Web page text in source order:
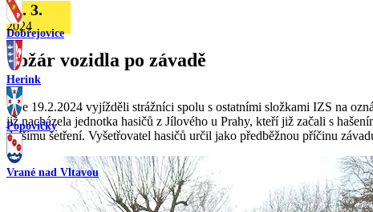
Dobřejovice
Herink
Popovičky
Vrané nad Vltavou
26. 3.
2024
Požár vozidla po závadě
Dne 19.2.2024 vyjížděli strážníci spolu s ostatními složkami IZS na
již nacházela jednotka hasičů z Jílového u Prahy, kteří již začali s
dalšímu šetření. Vyšetřovatel hasičů určil jako předběžnou příčinu